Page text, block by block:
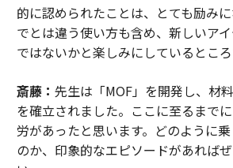
的に認められたことは、とても励み
でとは違う使い方も含め、新しいア
ではないかと楽しみにしているところ
斎藤： 先生は「MOF」を開発し、材
を確立されました。ここに至るまで
労があったと思います。どのように
のか、印象的なエピソードがあれば